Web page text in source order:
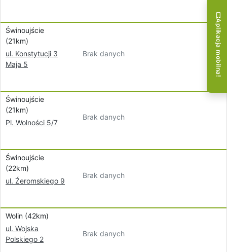
Świnoujście
(21km)
ul. Konstytucji 3
Maja 5
Brak danych
Świnoujście
(21km)
Pl. Wolności 5/7
Brak danych
Świnoujście
(22km)
ul. Źeromskiego 9
Brak danych
Wolin (42km)
ul. Wojska
Polskiego 2
Brak danych
Aplikacja mobilna!